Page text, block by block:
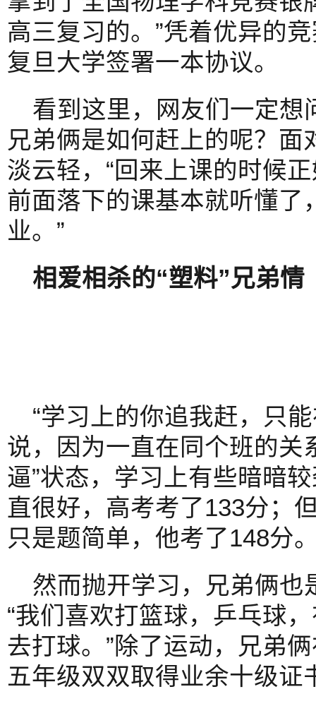
高三复习的。”凭着优异的
复旦大学签署一本协议。
看到这里，网友们一定想
兄弟俩是如何赶上的呢？
淡云轻，“回来上课的时候
前面落下的课基本就听懂了
业。”
相爱相杀的“塑料”兄弟情
“学习上的你追我赶，只
说，因为一直在同个班的关
逼”状态，学习上有些暗暗
直很好，高考考了133分；
只是题简单，他考了148分
然而抛开学习，兄弟俩也
“我们喜欢打篮球，乒乓球
去打球。”除了运动，兄弟
五年级双双取得业余十级证